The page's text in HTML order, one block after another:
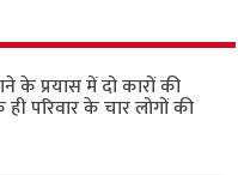
के प्रयास में दो कारों की
परिवार के चार लोगों की